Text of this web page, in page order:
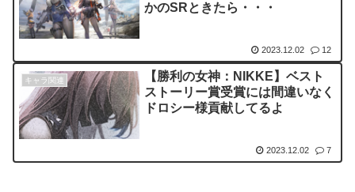
かのSRときたら・・・
2023.12.02 12
キャラ関連
【勝利の女神：NIKKE】ベスト
ストーリー賞受賞には間違いなく
ドロシー様貢献してるよ
2023.12.02 7